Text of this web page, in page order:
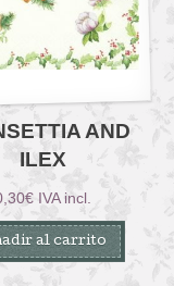
AND
ILEX
€ IVA incl.
al carrito